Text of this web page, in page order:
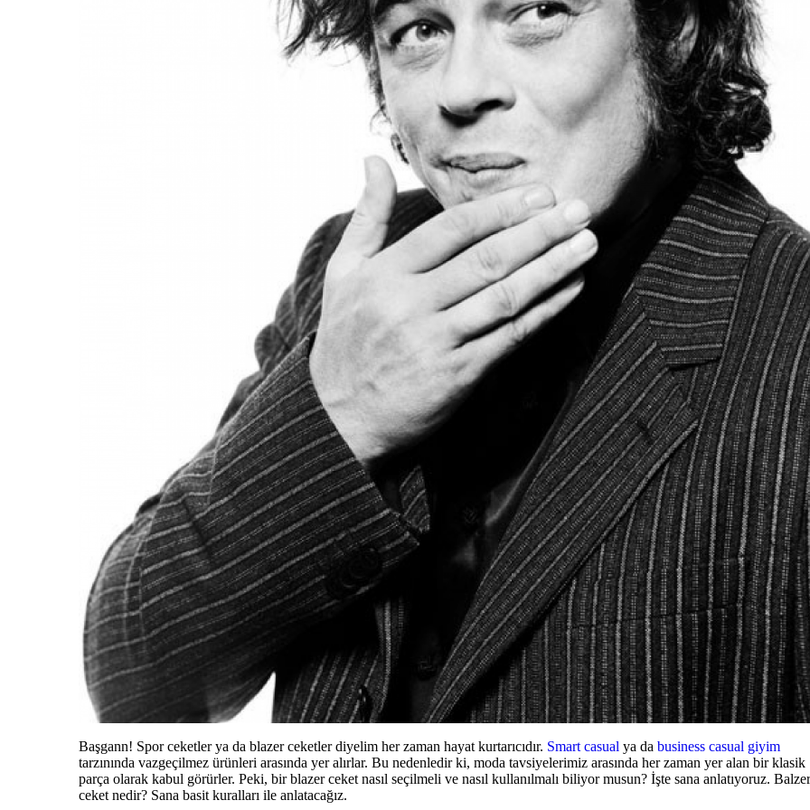
Başgann! Spor ceketler ya da blazer ceketler diyelim her zaman hayat kurtarıcıdır. Smart casual ya da business casual giyim
tarzınında vazgeçilmez ürünleri arasında yer alırlar. Bu nedenledir ki, moda tavsiyelerimiz arasında her zaman yer alan bir klasik
parça olarak kabul görürler. Peki, bir blazer ceket nasıl seçilmeli ve nasıl kullanılmalı biliyor musun? İşte sana anlatıyoruz. Balzer
ceket nedir? Sana basit kuralları ile anlatacağız.